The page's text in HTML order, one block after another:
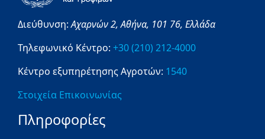
Διεύθυνση:Αχαρνών 2,Αθήνα, 101 76, Ελλάδα
Τηλεφωνικό Κέντρο: +30 (210) 212-4000
Κέντρο εξυπηρέτησης Αγροτών: 1540
Στοιχεία Επικοινωνίας
Πληροφορίες